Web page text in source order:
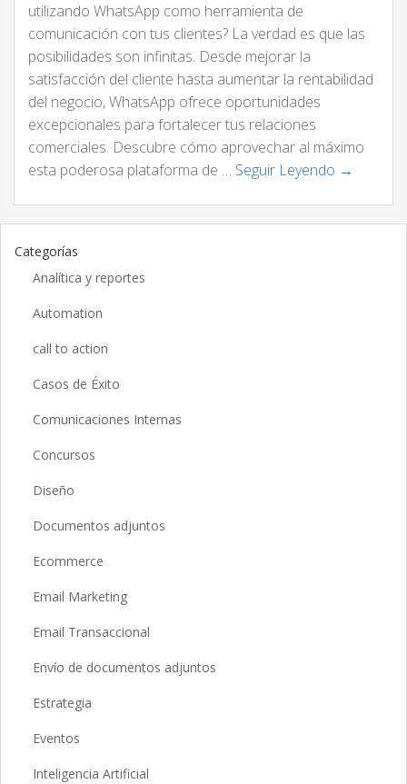
utilizando WhatsApp como herramienta de
comunicación con tus clientes? La verdad es que las
posibilidades son infinitas. Desde mejorar la
satisfacción del cliente hasta aumentar la rentabilidad
del negocio, WhatsApp ofrece oportunidades
excepcionales para fortalecer tus relaciones
comerciales. Descubre cómo aprovechar al máximo
esta poderosa plataforma de … Seguir Leyendo →
Categorías
Analítica y reportes
Automation
call to action
Casos de Éxito
Comunicaciones Internas
Concursos
Diseño
Documentos adjuntos
Ecommerce
Email Marketing
Email Transaccional
Envío de documentos adjuntos
Estrategia
Eventos
Inteligencia Artificial